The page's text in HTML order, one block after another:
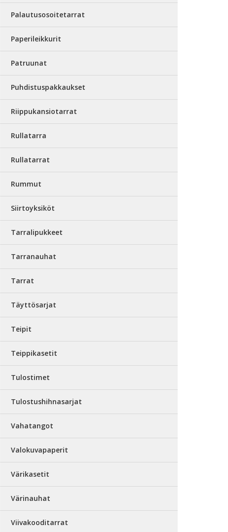
Palautusosoitetarrat
Paperileikkurit
Patruunat
Puhdistuspakkaukset
Riippukansiotarrat
Rullatarra
Rullatarrat
Rummut
Siirtoyksiköt
Tarralipukkeet
Tarranauhat
Tarrat
Täyttösarjat
Teipit
Teippikasetit
Tulostimet
Tulostushihnasarjat
Vahatangot
Valokuvapaperit
Värikasetit
Värinauhat
Viivakooditarrat